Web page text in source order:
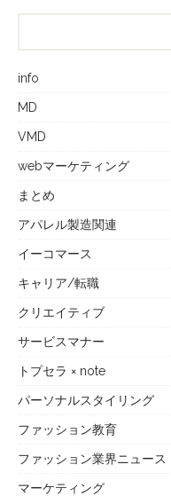
info
MD
VMD
webマーケティング
まとめ
アパレル製造関連
イーコマース
キャリア/転職
クリエイティブ
サービスマナー
トプセラ × note
パーソナルスタイリング
ファッション教育
ファッション業界ニュース
マーケティング